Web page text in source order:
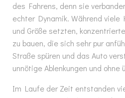
des Fahrens, denn sie
echter Dynamik. Während
und Größe setzten,
zu bauen, die sich sehr pur
Straße spüren und das Auto
unnötige Ablenkungen und ohne
Im Laufe der Zeit entstanden